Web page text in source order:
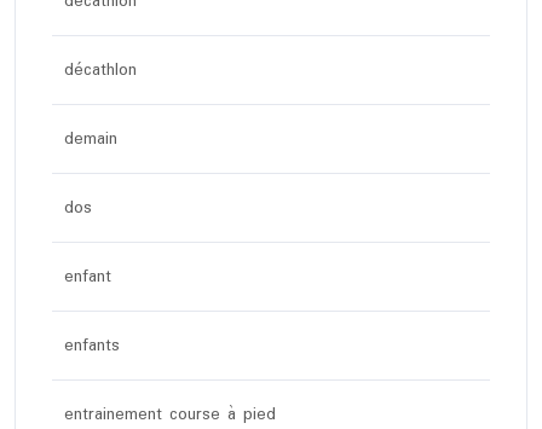
décathlon
demain
dos
enfant
enfants
entrainement course à pied